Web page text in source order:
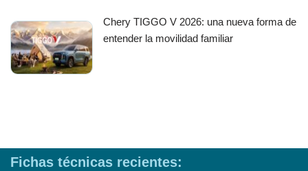
Chery TIGGO V 2026: una nueva forma de
entender la movilidad familiar
Fichas técnicas recientes: